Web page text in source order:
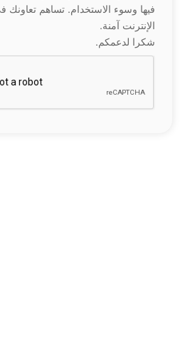
فيها وسوء الاستخدام. تساهم تعاونك
الإنترنت آمنة.
شكرا لدعمكم.